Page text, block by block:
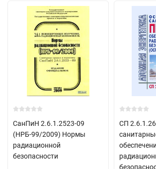
СанПиН 2.6.1.2523-09
(НРБ-99/2009) Нормы
радиационной
безопасности
СП